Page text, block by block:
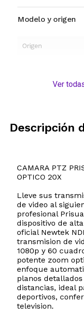
Modelo y origen
Origen
Ver
Descripción
CAMARA PTZ
OPTICO 20X
Lleve sus
de video al
profesional
dispositivo de
oficial Newtek
transmision de
1080p y 60
potente zoom
enfoque
planos
distancias, ideal
deportivos,
television.